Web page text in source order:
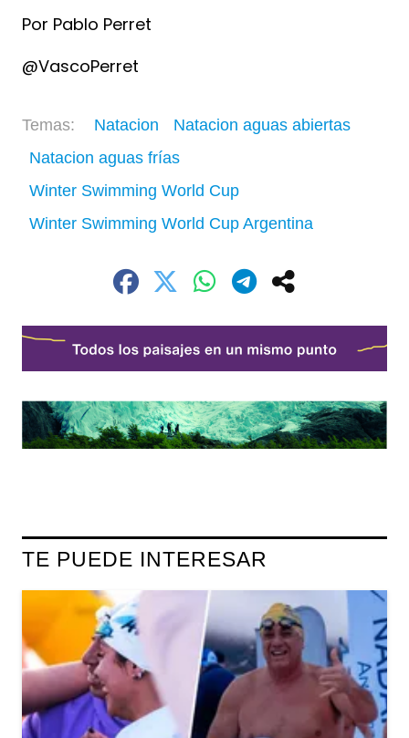
Por Pablo Perret
@VascoPerret
Natacion
Natacion aguas abiertas
Natacion aguas frías
Winter Swimming World Cup
Winter Swimming World Cup Argentina
TE PUEDE INTERESAR